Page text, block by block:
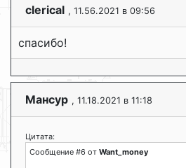
clerical , 11.56.2021 в 09:56
спасибо!
Мансур , 11.18.2021 в 11:18
Цитата:
Сообщение #6 от Want_money